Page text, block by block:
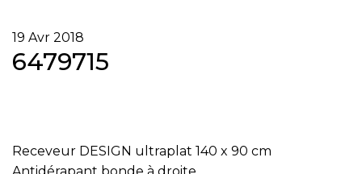
19 Avr 2018
6479715
Receveur DESIGN ultraplat 140 x 90 cm
Prénom